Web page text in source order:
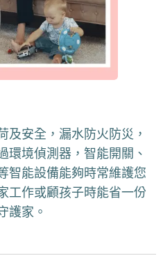
及安全，漏水防火防災，
環境偵測器，智能開關、
智能設備能夠時常維護您
工作或顧孩子時能省一份
護家。